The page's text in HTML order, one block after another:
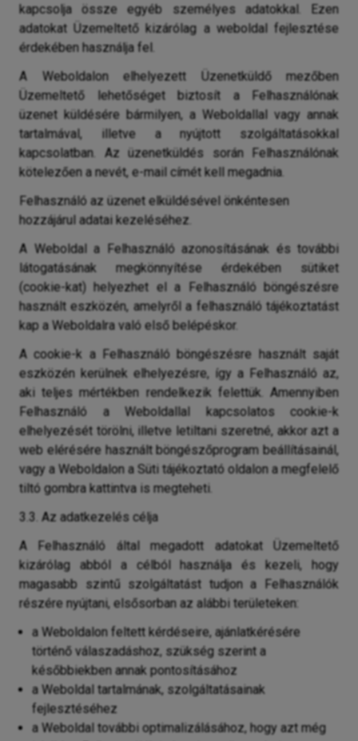
kapcsolja össze egyéb személyes adatokkal. Ezen
adatokat Üzemeltető kizárólag a weboldal fejlesztése
érdekében használja fel.
A Weboldalon elhelyezett Üzenetküldő mezőben
Üzemeltető lehetőséget biztosít a Felhasználónak
üzenet küldésére bármilyen, a Weboldallal vagy annak
tartalmával, illetve a nyújtott szolgáltatásokkal
kapcsolatban. Az üzenetküldés során Felhasználónak
kötelezően a nevét, e-mail címét kell megadnia.
Felhasználó az üzenet elküldésével önkéntesen
hozzájárul adatai kezeléséhez.
A Weboldal a Felhasználó azonosításának és további
látogatásának megkönnyítése érdekében sütiket
(cookie-kat) helyezhet el a Felhasználó böngészésre
használt eszközén, amelyről a felhasználó tájékoztatást
kap a Weboldalra való első belépéskor.
A cookie-k a Felhasználó böngészésre használt saját
eszközén kerülnek elhelyezésre, így a Felhasználó az,
aki teljes mértékben rendelkezik felettük. Amennyiben
Felhasználó a Weboldallal kapcsolatos cookie-k
elhelyezését törölni, illetve letiltani szeretné, akkor azt a
web elérésére használt böngészőprogram beállításainál,
vagy a Weboldalon a Süti tájékoztató oldalon a megfelelő
tiltó gombra kattintva is megteheti.
3.3. Az adatkezelés célja
A Felhasználó által megadott adatokat Üzemeltető
kizárólag abból a célból használja és kezeli, hogy
magasabb szintű szolgáltatást tudjon a Felhasználók
részére nyújtani, elsősorban az alábbi területeken:
a Weboldalon feltett kérdéseire, ajánlatkérésére
történő válaszadáshoz, szükség szerint a
későbbiekben annak pontosításához
a Weboldal tartalmának, szolgáltatásainak
fejlesztéséhez
a Weboldal további optimalizálásához, hogy azt még